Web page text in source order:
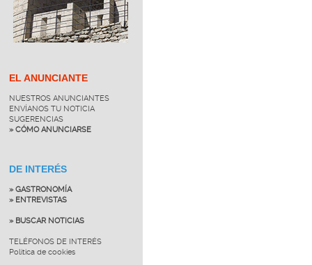
EL ANUNCIANTE
NUESTROS ANUNCIANTES
ENVÍANOS TU NOTICIA
SUGERENCIAS
» CÓMO ANUNCIARSE
DE INTERÉS
» GASTRONOMÍA
» ENTREVISTAS
» BUSCAR NOTICIAS
TELÉFONOS DE INTERÉS
Política de cookies